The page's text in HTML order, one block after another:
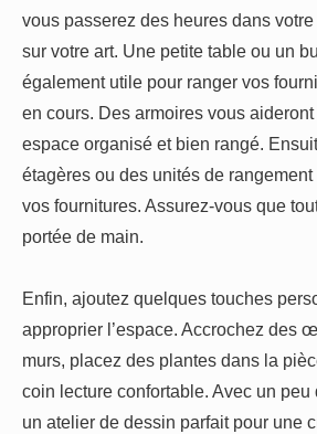
vous passerez des heures dans
sur votre art. Une petite table ou un
également utile pour ranger vos
en cours. Des armoires vous
espace organisé et bien rangé.
étagères ou des unités de
vos fournitures. Assurez-vous que
portée de main.
Enfin, ajoutez quelques touches
approprier l’espace. Accrochez des
murs, placez des plantes dans la
coin lecture confortable. Avec un peu
un atelier de dessin parfait pour une